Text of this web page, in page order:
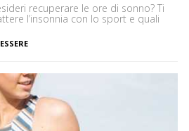
recuperare le ore di sonno? Ti
l’insonnia con lo sport e quali